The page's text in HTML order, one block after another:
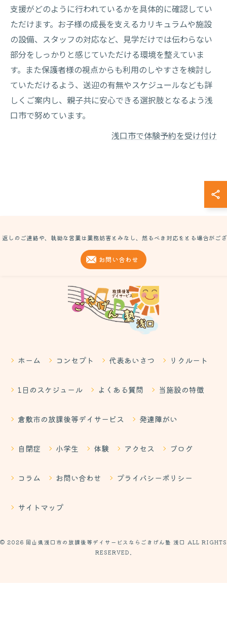
支援がどのように行われているかを具体的に確認してい
ただけます。お子様の成長を支えるカリキュラムや施設
の設備、スタッフの対応など、見学だけでは伝わらない
部分をしっかりと感じていただける環境を整えていま
す。また保護者様の視点からも利用のしやすさを検討し
ていただけるよう、送迎の有無やスケジュールなども詳
しくご案内し、親子共に安心できる選択肢となるよう浅
口市で努めています。
浅口市で体験予約を受け付け
しのご連絡や、執拗な営業は業務妨害とみなし、然るべき対応をとる場合がご
お問い合わせ
ホーム コンセプト 代表あいさつ リクルート
1日のスケジュール よくある質問 当施設の特徴
倉敷市の放課後等デイサービス 発達障がい
自閉症 小学生 体験 アクセス ブログ
コラム お問い合わせ プライバシーポリシー
サイトマップ
© 2026 岡山県浅口市の放課後等デイサービスならごきげん塾 浅口 ALL RIGHTS
RESERVED.